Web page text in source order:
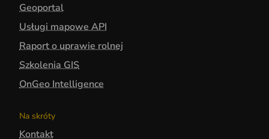
Geoportal
Usługi mapowe API
Raport o uprawie rolnej
Szkolenia GIS
OnGeo Intelligence
Na skróty
Kontakt